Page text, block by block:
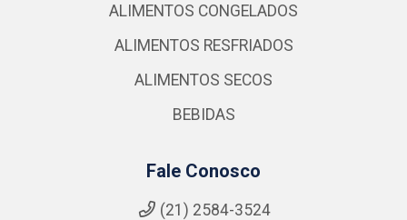
ALIMENTOS CONGELADOS
ALIMENTOS RESFRIADOS
ALIMENTOS SECOS
BEBIDAS
Fale Conosco
(21) 2584-3524